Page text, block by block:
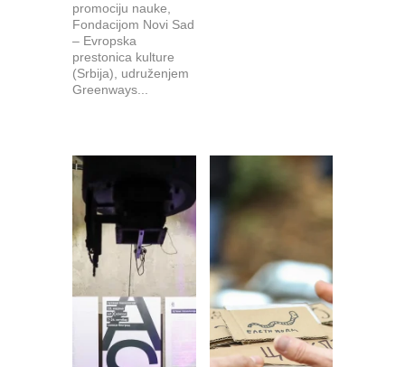
promociju nauke,
Fondacijom Novi Sad
– Evropska
prestonica kulture
(Srbija), udruženjem
Greenways...